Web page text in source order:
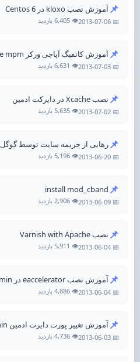
📌آموزش نصب kloxo در Centos 6
📅 2013-07-06 👁️ 6,405 بازدید
📌آموزش کانفیگ آپاچی ورکر Apache mpm
📅 2013-07-03 👁️ 6,631 بازدید
📌 نصب Xcache در دایرکت ادمین
📅 2013-07-02 👁️ 5,635 بازدید
📌رهایی از جریمه سایت توسط گوگل
📅 2013-06-20 👁️ 5,196 بازدید
📌
install mod_cband
📅 2013-06-09 👁️ 2,906 بازدید
📌 نصب Varnish with Apache
📅 2013-06-04 👁️ 5,911 بازدید
📌آموزش نصب eaccelerator در webmin
📅 2013-06-04 👁️ 4,886 بازدید
📌آموزش تغییر پورت دایرت ادمین Directadmin
📅 2013-06-03 👁️ 4,736 بازدید